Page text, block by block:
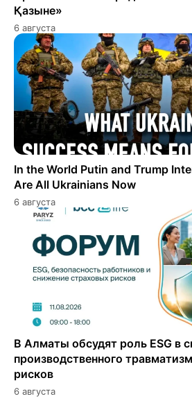
Қазыне»
6 августа
In the World Putin and Trump
Are All Ukrainians Now
6 августа
В Алматы обсудят роль ESG в
производственного
рисков
6 августа